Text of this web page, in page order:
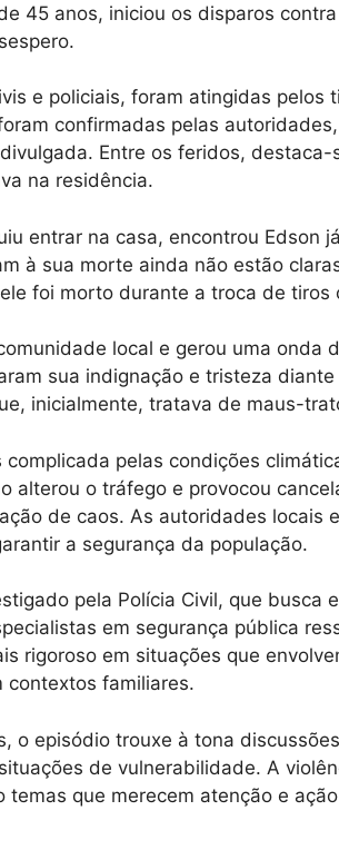
45 anos, iniciou os disparos
e policiais, foram atingidas pelos
confirmadas pelas
Entre os feridos, destaca-
na residência.
entrar na casa, encontrou Edson
à sua morte ainda não estão
foi morto durante a troca de tiros
local e gerou uma onda
sua indignação e tristeza
inicialmente, tratava de maus-
pelas condições
alterou o tráfego e provocou
de caos. As autoridades locais
a segurança da população.
pela Polícia Civil, que busca
em segurança pública
rigoroso em situações que
contextos familiares.
o episódio trouxe à tona
de vulnerabilidade. A
temas que merecem atenção e